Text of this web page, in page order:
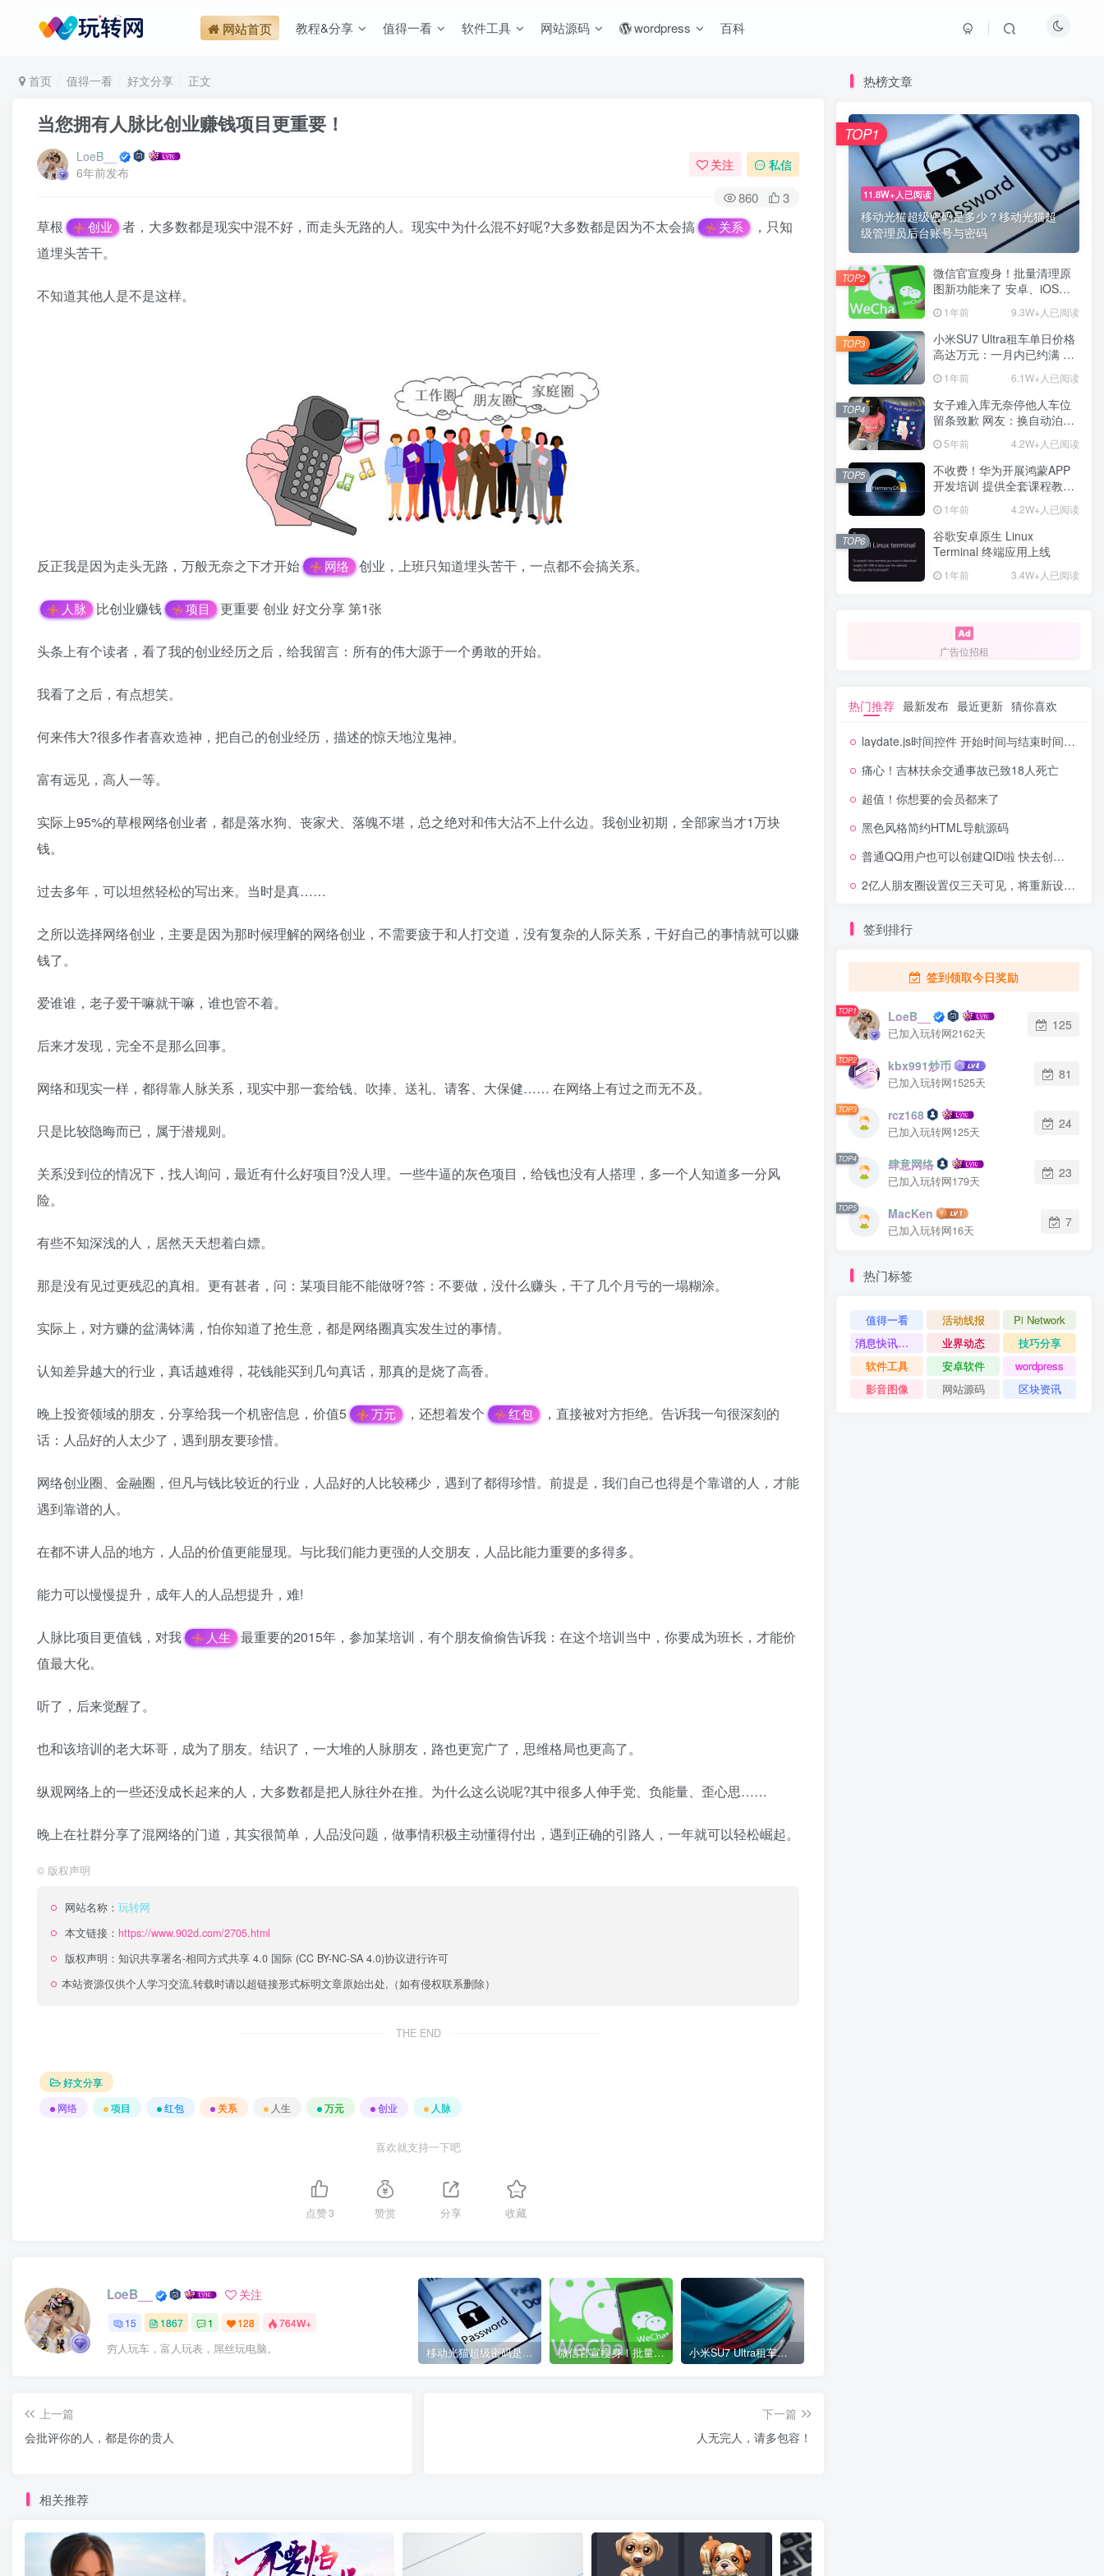
网站首页 教程&分享 值得一看 软件工具 网站源码 wordpress 百科
首页 值得一看 好文分享 正文
当您拥有人脉比创业赚钱项目更重要！
LoeB__
6年前发布
关注 私信
860 3
草根 创业 者，大多数都是现实中混不好，而走头无路的人。现实中为什么混不好呢?大多数都是因为不太会搞 关系
，只知
道埋头苦干。
不知道其他人是不是这样。
反正我是因为走头无路，万般无奈之下才开始 网络 创业，上班只知道埋头苦干，一点都不会搞关系。
人脉 比创业赚钱 项目 更重要 创业 好文分享 第1张
头条上有个读者，看了我的创业经历之后，给我留言：所有的伟大源于一个勇敢的开始。
我看了之后，有点想笑。
何来伟大?很多作者喜欢造神，把自己的创业经历，描述的惊天地泣鬼神。
富有远见，高人一等。
实际上95%的草根网络创业者，都是落水狗、丧家犬、落魄不堪，总之绝对和伟大沾不上什么边。我创业初期，全部家当才1万块
钱。
过去多年，可以坦然轻松的写出来。当时是真……
之所以选择网络创业，主要是因为那时候理解的网络创业，不需要疲于和人打交道，没有复杂的人际关系，干好自己的事情就可以赚
钱了。
爱谁谁，老子爱干嘛就干嘛，谁也管不着。
后来才发现，完全不是那么回事。
网络和现实一样，都得靠人脉关系，现实中那一套给钱、吹捧、送礼、请客、大保健…… 在网络上有过之而无不及。
只是比较隐晦而已，属于潜规则。
关系没到位的情况下，找人询问，最近有什么好项目?没人理。一些牛逼的灰色项目，给钱也没有人搭理，多一个人知道多一分风
险。
有些不知深浅的人，居然天天想着白嫖。
那是没有见过更残忍的真相。更有甚者，问：某项目能不能做呀?答：不要做，没什么赚头，干了几个月亏的一塌糊涂。
实际上，对方赚的盆满钵满，怕你知道了抢生意，都是网络圈真实发生过的事情。
认知差异越大的行业，真话越难得，花钱能买到几句真话，那真的是烧了高香。
晚上投资领域的朋友，分享给我一个机密信息，价值5 万元 ，还想着发个 红包
，直接被对方拒绝。告诉我一句很深刻的
话：人品好的人太少了，遇到朋友要珍惜。
网络创业圈、金融圈，但凡与钱比较近的行业，人品好的人比较稀少，遇到了都得珍惜。前提是，我们自己也得是个靠谱的人，才能
遇到靠谱的人。
在都不讲人品的地方，人品的价值更能显现。与比我们能力更强的人交朋友，人品比能力重要的多得多。
能力可以慢慢提升，成年人的人品想提升，难!
人脉比项目更值钱，对我 人生
最重要的2015年，参加某培训，有个朋友偷偷告诉我：在这个培训当中，你要成为班长，才能价
值最大化。
听了，后来觉醒了。
也和该培训的老大坏哥，成为了朋友。结识了，一大堆的人脉朋友，路也更宽广了，思维格局也更高了。
纵观网络上的一些还没成长起来的人，大多数都是把人脉往外在推。为什么这么说呢?其中很多人伸手党、负能量、歪心思……
晚上在社群分享了混网络的门道，其实很简单，人品没问题，做事情积极主动懂得付出，遇到正确的引路人，一年就可以轻松崛起。
© 版权声明
网站名称： 玩转网
本文链接： https://www.902d.com/2705.html
版权声明： 知识共享署名-相同方式共享 4.0 国际 (CC BY-NC-SA 4.0)协议进行许可
本站资源仅供个人学习交流,转载时请以超链接形式标明文章原始出处,（如有侵权联系删除）
THE END
好文分享
网络
项目 红包 关系 人生 万元 创业 人脉
喜欢就支持一下吧
点赞3 赞赏 分享 收藏
LoeB__ 关注
15 1867 1 128 764W+
穷人玩车，富人玩表，屌丝玩电脑。 移动光猫超级密码是多少？移动光猫超级管理员后台账号与密码 微信官宣瘦身！批量清理原图新功能来了 安卓、iOS均可使用 小米SU7 Ultra租车单日价格高达万元：一月内已约满 预计一年回本
上一篇
会批评你的人，都是你的贵人
下一篇
人无完人，请多包容！
相关推荐
热榜文章
11.8W+人已阅读
移动光猫超级密码是多少？移动光猫超
级管理员后台账号与密码
TOP1
微信官宣瘦身！批量清理原
图新功能来了 安卓、iOS均
1年前 9.3W+人已阅读
TOP2
小米SU7 Ultra租车单日价格
高达万元：一月内已约满 预
1年前 6.1W+人已阅读
TOP3
女子难入库无奈停他人车位
留条致歉 网友：换自动泊车
5年前 4.2W+人已阅读
TOP4
不收费！华为开展鸿蒙APP
开发培训 提供全套课程教学
1年前 4.2W+人已阅读
TOP5
谷歌安卓原生 Linux
Terminal 终端应用上线
1年前 3.4W+人已阅读
TOP6
广告位招租
热门推荐 最新发布 最近更新 猜你喜欢
laydate.js时间控件 开始时间与结束时间最大最小值范围代码
痛心！吉林扶余交通事故已致18人死亡
超值！你想要的会员都来了
黑色风格简约HTML导航源码
普通QQ用户也可以创建QID啦 快去创建属于你的QID吧
2亿人朋友圈设置仅三天可见，将重新设计朋友圈？
签到排行
签到领取今日奖励
TOP1 LoeB__
已加入玩转网2162天
125
TOP2 kbx991炒币
已加入玩转网1525天
81
TOP3 rcz168
已加入玩转网125天
24
TOP4 肆意网络
已加入玩转网179天
23
TOP5 MacKen
已加入玩转网16天
7
热门标签
值得一看 活动线报
Pi Network
消息快讯查看更多 》》
业界动态
技巧分享
软件工具
安卓软件
wordpress
影音图像
网站源码 区块资讯